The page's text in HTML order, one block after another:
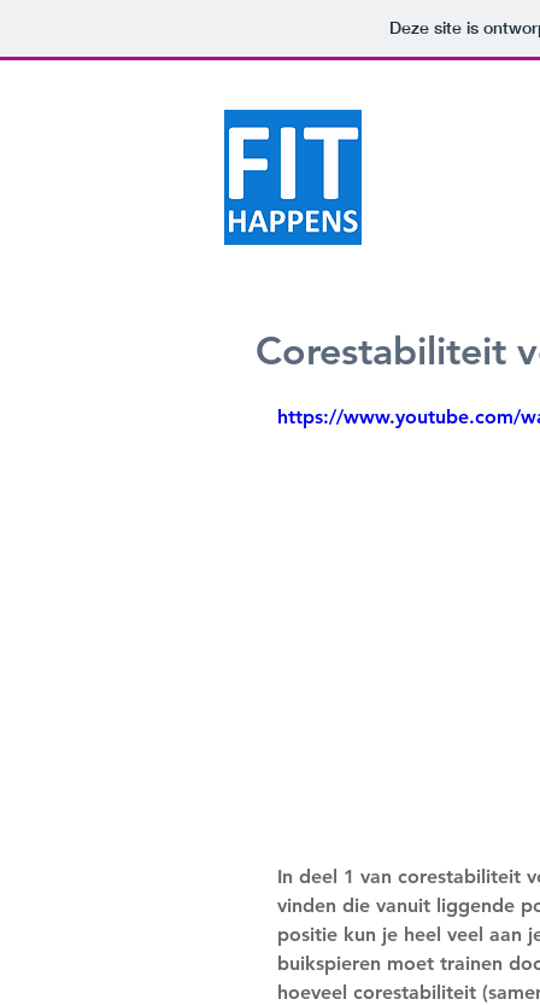
Deze site is
Corestabiliteit
https://www.youtube.com/
In deel 1 van corestabiliteit
vinden die vanuit liggende
positie kun je heel veel aan
buikspieren moet trainen
hoeveel corestabiliteit